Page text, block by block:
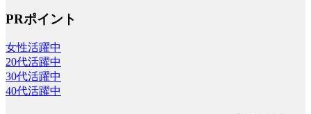
PRポイント
女性活躍中
20代活躍中
30代活躍中
40代活躍中